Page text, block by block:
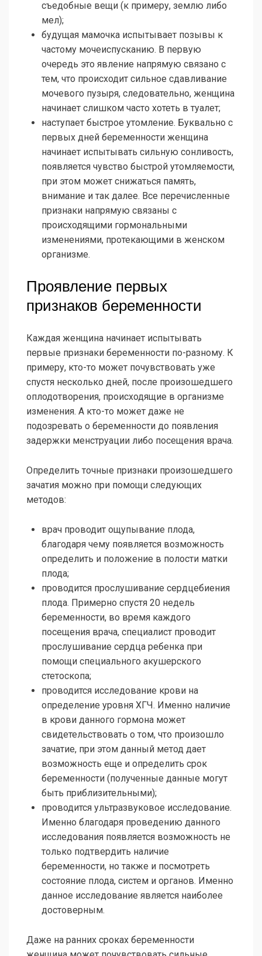
съедобные вещи (к примеру, землю либо
мел);
будущая мамочка испытывает позывы к
частому мочеиспусканию. В первую
очередь это явление напрямую связано с
тем, что происходит сильное сдавливание
мочевого пузыря, следовательно, женщина
начинает слишком часто хотеть в туалет;
наступает быстрое утомление. Буквально с
первых дней беременности женщина
начинает испытывать сильную сонливость,
появляется чувство быстрой утомляемости,
при этом может снижаться память,
внимание и так далее. Все перечисленные
признаки напрямую связаны с
происходящими гормональными
изменениями, протекающими в женском
организме.
Проявление первых
признаков беременности
Каждая женщина начинает испытывать
первые признаки беременности по-разному. К
примеру, кто-то может почувствовать уже
спустя несколько дней, после произошедшего
оплодотворения, происходящие в организме
изменения. А кто-то может даже не
подозревать о беременности до появления
задержки менструации либо посещения врача.
Определить точные признаки произошедшего
зачатия можно при помощи следующих
методов:
врач проводит ощупывание плода,
благодаря чему появляется возможность
определить и положение в полости матки
плода;
проводится прослушивание сердцебиения
плода. Примерно спустя 20 недель
беременности, во время каждого
посещения врача, специалист проводит
прослушивание сердца ребенка при
помощи специального акушерского
стетоскопа;
проводится исследование крови на
определение уровня ХГЧ. Именно наличие
в крови данного гормона может
свидетельствовать о том, что произошло
зачатие, при этом данный метод дает
возможность еще и определить срок
беременности (полученные данные могут
быть приблизительными);
проводится ультразвуковое исследование.
Именно благодаря проведению данного
исследования появляется возможность не
только подтвердить наличие
беременности, но также и посмотреть
состояние плода, систем и органов. Именно
данное исследование является наиболее
достоверным.
Даже на ранних сроках беременности